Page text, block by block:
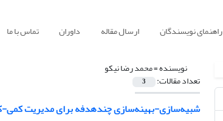
راهنمای نویسندگان ارسال مقاله داوران تماس با ما
نویسنده =محمد رضا نیکو
تعداد مقالات: 3
شبیه‌سازی-بهینه‌سازی چندهدفه برای مدیریت کمی-